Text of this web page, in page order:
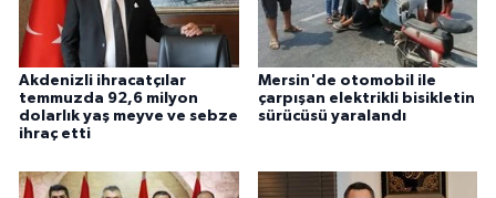
Akdenizli ihracatçılar
temmuzda 92,6 milyon
dolarlık yaş meyve ve sebze
ihraç etti
Mersin'de otomobil ile
çarpışan elektrikli bisikletin
sürücüsü yaralandı